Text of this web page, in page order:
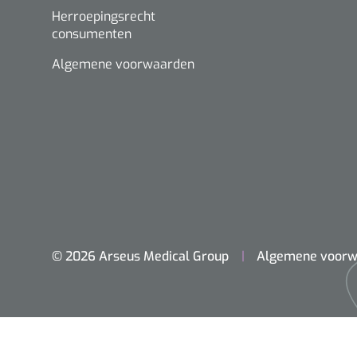
Herroepingsrecht
consumenten
Algemene voorwaarden
© 2026 Arseus Medical Group Algemene